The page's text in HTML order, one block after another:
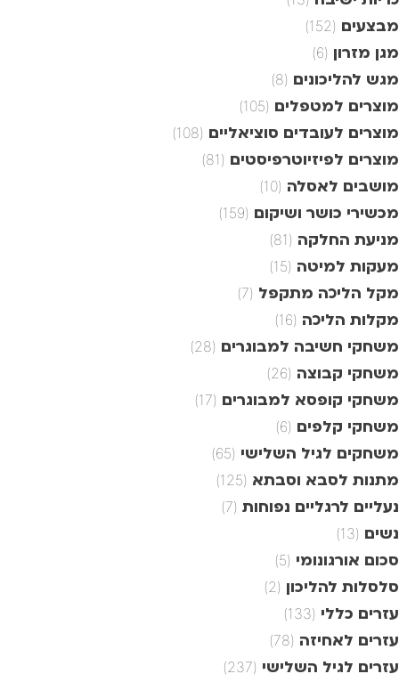
מבצעים (152)
מגן מזרון (6)
מגש להליכונים (8)
מוצרים למטפלים (105)
מוצרים לעובדים סוציאליים (108)
מוצרים לפיזיוטרפיסטים (81)
מושבים לאסלה (10)
מכשירי כושר ושיקום (159)
מניעת החלקה (81)
מעקות למיטה (15)
מקל הליכה מתקפל (7)
מקלות הליכה (16)
משחקי חשיבה למבוגרים (28)
משחקי קבוצה (26)
משחקי קופסא למבוגרים (17)
משחקי קלפים (6)
משחקים לגיל השלישי (65)
מתנות לסבא וסבתא (125)
נעליים לרגליים נפוחות (7)
נשים (13)
סכום אורגונומי (5)
סלסלות להליכון (2)
עזרים כללי (133)
עזרים לאחיזה (78)
עזרים לגיל השלישי (237)